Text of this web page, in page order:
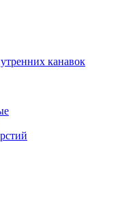
канавок